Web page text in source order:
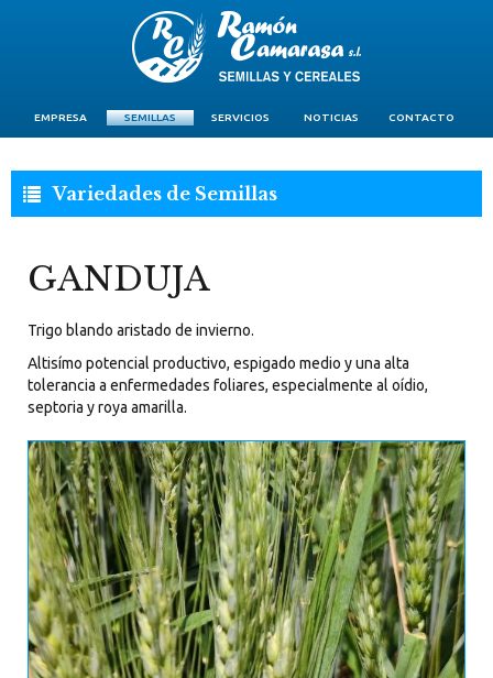
EMPRESA SEMILLAS SERVICIOS NOTICIAS CONTACTO
Variedades de Semillas
GANDUJA
Trigo blando aristado de invierno.
Altisímo potencial productivo, espigado medio y una alta
tolerancia a enfermedades foliares, especialmente al oídio,
septoria y roya amarilla.